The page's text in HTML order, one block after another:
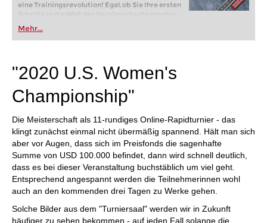
eine Trainingsrevolution! Egal, ob Sie Ihre ersten
Schritte in die Welt des Vereinsschachs machen
oder bereits auf Turnierniveau spielen: Mit
FRITZ trainieren Sie effizienter, intelligenter und
individueller als je zuvor.
Mehr...
"2020 U.S. Women's
Championship"
Die Meisterschaft als 11-rundiges Online-Rapidturnier - das
klingt zunächst einmal nicht übermäßig spannend. Hält man sich
aber vor Augen, dass sich im Preisfonds die sagenhafte
Summe von USD 100.000 befindet, dann wird schnell deutlich,
dass es bei dieser Veranstaltung buchstäblich um viel geht.
Entsprechend angespannt werden die Teilnehmerinnen wohl
auch an den kommenden drei Tagen zu Werke gehen.
Solche Bilder aus dem "Turniersaal" werden wir in Zukunft
häufiger zu sehen bekommen - auf jeden Fall solange die